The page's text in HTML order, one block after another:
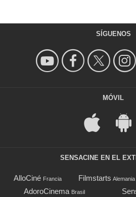
SÍGUENOS
MÓVIL
SENSACINE EN EL
AlloCiné Francia Filmstarts Alemania
AdoroCinema Brasil